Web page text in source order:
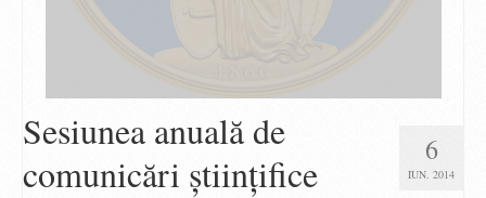
6
IUN. 2014
Sesiunea anuală de
comunicări ştiinţifice